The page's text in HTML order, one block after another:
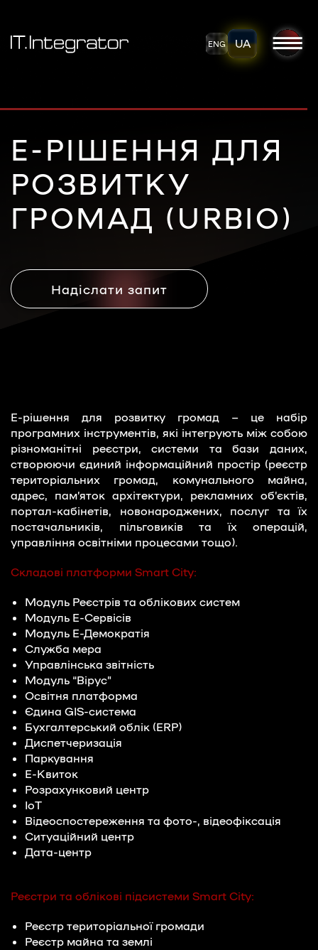
ENG UA
Е-РІШЕННЯ ДЛЯ
РОЗВИТКУ
ГРОМАД (URBIO)
Надіслати запит
Е-рішення для розвитку громад – це набір
програмних інструментів, які інтегрують між собою
різноманітні реєстри, системи та бази даних,
створюючи єдиний інформаційний простір (реєстр
територіальних громад, комунального майна,
адрес, пам’яток архітектури, рекламних об’єктів,
портал-кабінетів, новонароджених, послуг та їх
постачальників, пільговиків та їх операцій,
управління освітніми процесами тощо).
Складові платформи Smart City:
Модуль Реєстрів та облікових систем
Модуль Е-Сервісів
Модуль Е-Демократія
Служба мера
Управлінська звітність
Модуль “Вірус”
Освітня платформа
Єдина GIS-система
Бухгалтерський облік (ERP)
Диспетчеризація
Паркування
Е-Квиток
Розрахунковий центр
IoT
Відеоспостереження та фото-, відеофіксація
Ситуаційний центр
Дата-центр
Реєстри та облікові підсистеми Smart City:
Реєстр територіальної громади
Реєстр майна та землі